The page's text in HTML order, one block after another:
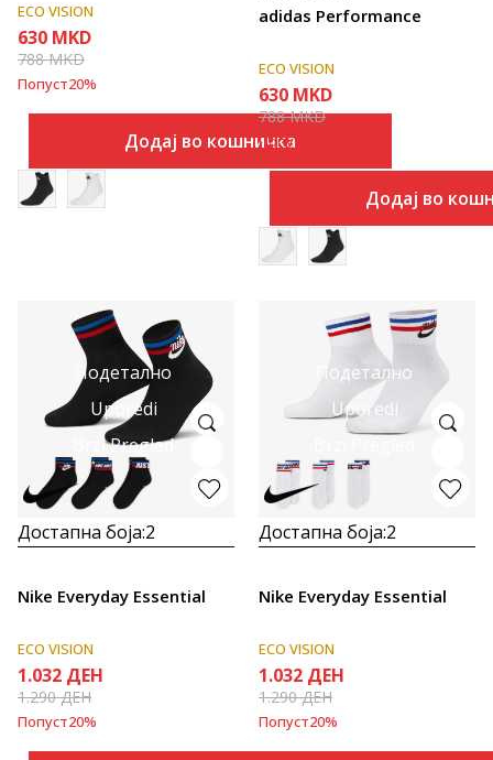
ECO VISION
630 MKD
788MKD
Попуст20%
Додај во кошничка
adidas Performance
ECO VISION
630 MKD
788MKD
Попуст
Додај во
Подетално
Uporedi
Brzi Pregled
Достапна боја:2
Nike Everyday Essential
ECO VISION
1.032 ДЕН
1.290ДЕН
Попуст20%
Подетално
Uporedi
Достапна боја:2
Nike Everyday Essential
ECO VISION
1.032 ДЕН
1.290ДЕН
Попуст20%